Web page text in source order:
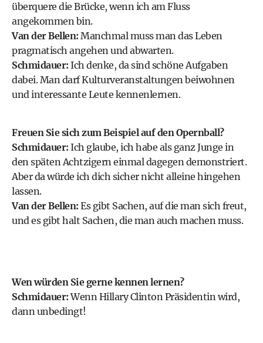
überquere die Brücke, wenn ich am Fluss
angekommen bin.
Van der Bellen: Manchmal muss man das Leben
pragmatisch angehen und abwarten.
Schmidauer: Ich denke, da sind schöne Aufgaben
dabei. Man darf Kulturveranstaltungen beiwohnen
und interessante Leute kennenlernen.
Freuen Sie sich zum Beispiel auf den Opernball?
Schmidauer: Ich glaube, ich habe als ganz Junge in
den späten Achtzigern einmal dagegen demonstriert.
Aber da würde ich dich sicher nicht alleine hingehen
lassen.
Van der Bellen: Es gibt Sachen, auf die man sich freut,
und es gibt halt Sachen, die man auch machen muss.
Wen würden Sie gerne kennen lernen?
Schmidauer:Wenn Hillary Clinton Präsidentin wird,
dann unbedingt!